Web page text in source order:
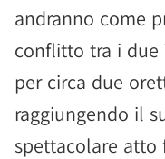
andranno come
conflitto tra i due
per circa due
raggiungendo il
spettacolare atto